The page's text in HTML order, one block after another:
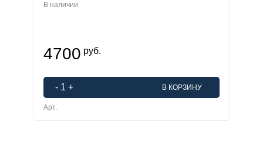
В наличии
4700 руб.
- 1 + В КОРЗИНУ
Арт.